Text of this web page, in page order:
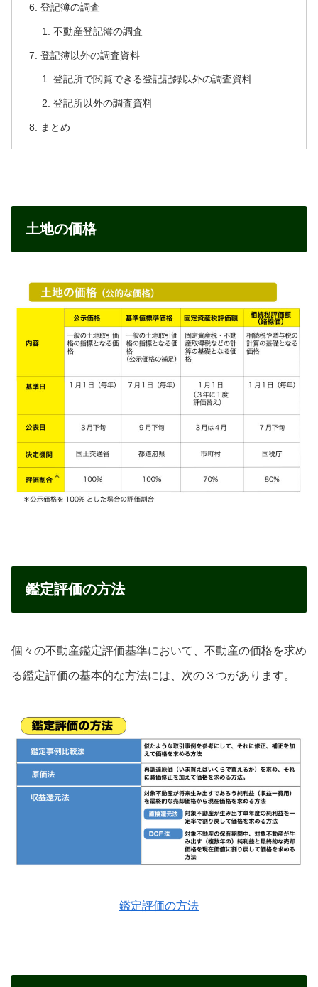
登記簿の調査
不動産登記簿の調査
登記簿以外の調査資料
登記所で閲覧できる登記記録以外の調査資料
登記所以外の調査資料
まとめ
土地の価格
鑑定評価の方法
個々の不動産鑑定評価基準において、不動産の価格を求め
る鑑定評価の基本的な方法には、次の３つがあります。
鑑定評価の方法